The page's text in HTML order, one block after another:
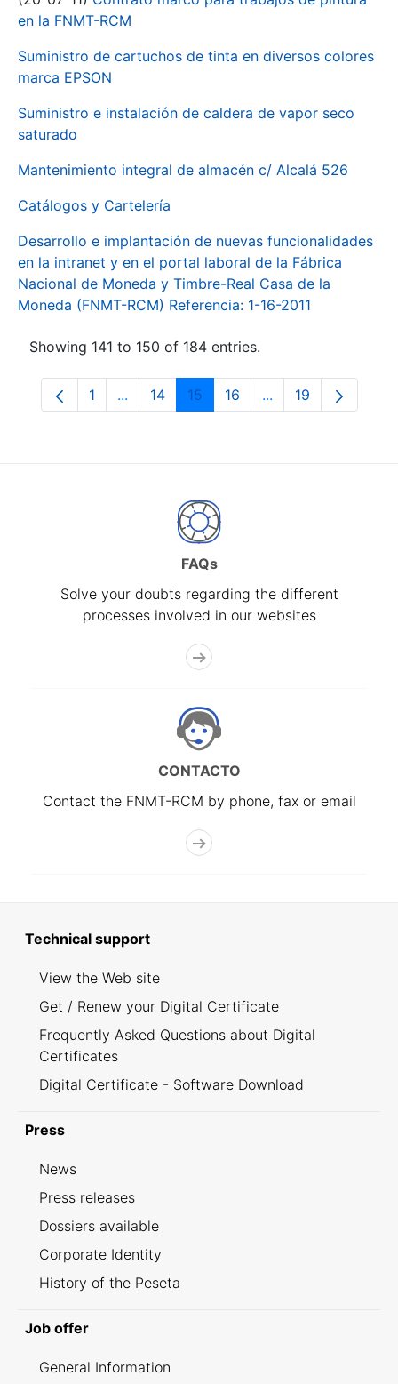
en la FNMT-RCM
Suministro de cartuchos de tinta en diversos colores
marca EPSON
Suministro e instalación de caldera de vapor seco
saturado
Mantenimiento integral de almacén c/ Alcalá 526
Catálogos y Cartelería
Desarrollo e implantación de nuevas funcionalidades
en la intranet y en el portal laboral de la Fábrica
Nacional de Moneda y Timbre-Real Casa de la
Moneda (FNMT-RCM) Referencia: 1-16-2011
Showing 141 to 150 of 184 entries.
Page
1 ...Intermediate Pages Use TAB to navigate.
Page
14 Page
15 Page
16 ...Intermediate
Page
19
FAQs
Solve your doubts regarding the different
processes involved in our websites
CONTACTO
Contact the FNMT-RCM by phone, fax or email
Technical support
View the Web site
Get / Renew your Digital Certificate
Frequently Asked Questions about Digital
Certificates
Digital Certificate - Software Download
Press
News
Press releases
Dossiers available
Corporate Identity
History of the Peseta
Job offer
General Information